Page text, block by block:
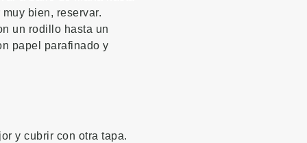
bien, reservar.
un rodillo hasta un
papel parafinado y
y cubrir con otra tapa.